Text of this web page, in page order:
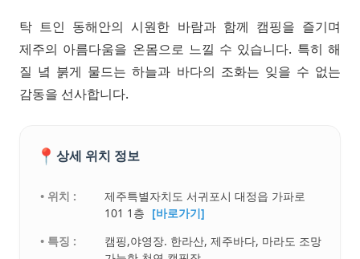
탁 트인 동해안의 시원한 바람과 함께 캠핑을 즐기며
제주의 아름다움을 온몸으로 느낄 수 있습니다. 특히 해
질 녘 붉게 물드는 하늘과 바다의 조화는 잊을 수 없는
감동을 선사합니다.
📍 상세 위치 정보
• 위치 :
제주특별자치도 서귀포시 대정읍 가파로
101 1층 [바로가기]
• 특징 :
캠핑,야영장. 한라산, 제주바다, 마라도 조망